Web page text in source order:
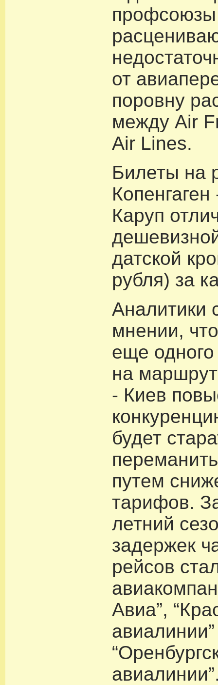
профсоюзы
от
поровну
между Air
Air Lines.
Билеты на
Каруп
датской
рубля) за
Аналитики
мнении,
еще одного
на
- Киев
будет
путем
тарифов.
летний
задержек
рейсов
Авиа”,